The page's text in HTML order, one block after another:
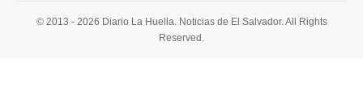
© 2013 - 2026 Diario La Huella. Noticias de El Salvador. All Rights
Reserved.